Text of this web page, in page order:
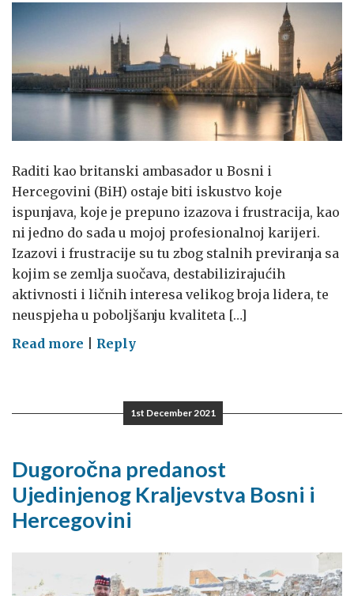
Raditi kao britanski ambasador u Bosni i
Hercegovini (BiH) ostaje biti iskustvo koje
ispunjava, koje je prepuno izazova i frustracija, kao
ni jedno do sada u mojoj profesionalnoj karijeri.
Izazovi i frustracije su tu zbog stalnih previranja sa
kojim se zemlja suočava, destabilizirajućih
aktivnosti i ličnih interesa velikog broja lidera, te
neuspjeha u poboljšanju kvaliteta […]
Read more on
posljedica
Reply
1st December 2021
Dugoročna predanost
Ujedinjenog Kraljevstva Bosni i
Hercegovini